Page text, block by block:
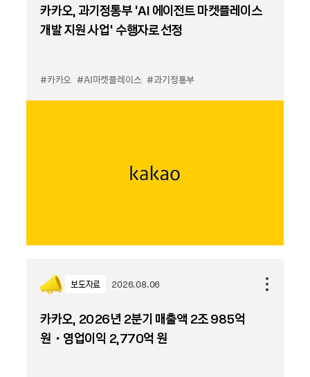
카카오, 과기정통부 ‘AI 에이전트 마켓플레이스
개발 지원 사업’ 수행자로 선정
#카카오 #AI마켓플레이스 #과기정통부
보도자료 2026.08.06
카카오, 2026년 2분기 매출액 2조 985억
원・영업이익 2,770억 원